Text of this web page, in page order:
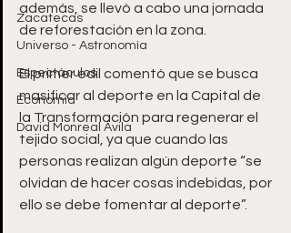
Zacatecas
Universo - Astronomía
Espectáculos
Economía
David Monreal Ávila
además, se llevó a cabo una jornada
de reforestación en la zona.
El primer edil comentó que se busca
masificar al deporte en la Capital de
la Transformación para regenerar el
tejido social, ya que cuando las
personas realizan algún deporte “se
olvidan de hacer cosas indebidas, por
ello se debe fomentar al deporte”.